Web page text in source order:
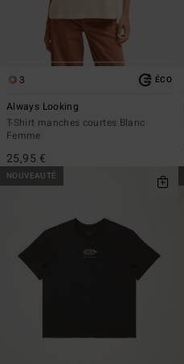
3 ÉCO
Always Looking
T-Shirt manches courtes Blanc
Femme
25,95 €
NOUVEAUTÉ